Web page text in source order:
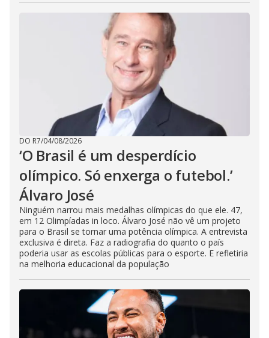
DO R7/04/08/2026
‘O Brasil é um desperdício
olímpico. Só enxerga o futebol.’
Álvaro José
Ninguém narrou mais medalhas olímpicas do que ele. 47,
em 12 Olimpíadas in loco. Álvaro José não vê um projeto
para o Brasil se tornar uma potência olímpica. A entrevista
exclusiva é direta. Faz a radiografia do quanto o país
poderia usar as escolas públicas para o esporte. E refletiria
na melhoria educacional da população